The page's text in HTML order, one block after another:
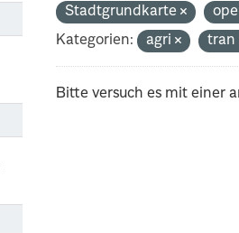
Stadtgrundkarte
Kategorien:
agri tran
Bitte versuch es mit einer